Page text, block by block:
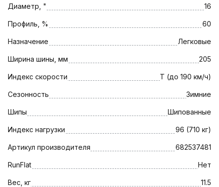
Диаметр, " 16
Профиль, % 60
Назначение Легковые
Ширина шины, мм 205
Индекс скорости T (до 190 км/ч)
Сезонность Зимние
Шипы Шипованные
Индекс нагрузки 96 (710 кг)
Артикул производителя 682537481
RunFlat Нет
Вес, кг 11.5